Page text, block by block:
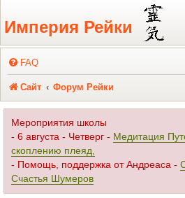
Регистрация
Империя Рейки
FAQ
Сайт Форум Рейки
Мероприятия школы
- 6 августа - Четверг - Медитация
скоплению плеяд,
- Помощь, поддержка от Андреаса -
Счастья Шумеров